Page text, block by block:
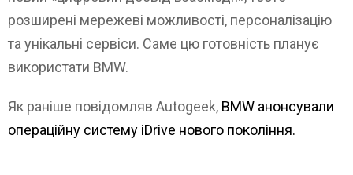
розширені мережеві можливості, персоналізацію
та унікальні сервіси. Саме цю готовність планує
використати BMW.
Як раніше повідомляв Autogeek, BMW анонсували
операційну систему iDrive нового покоління.